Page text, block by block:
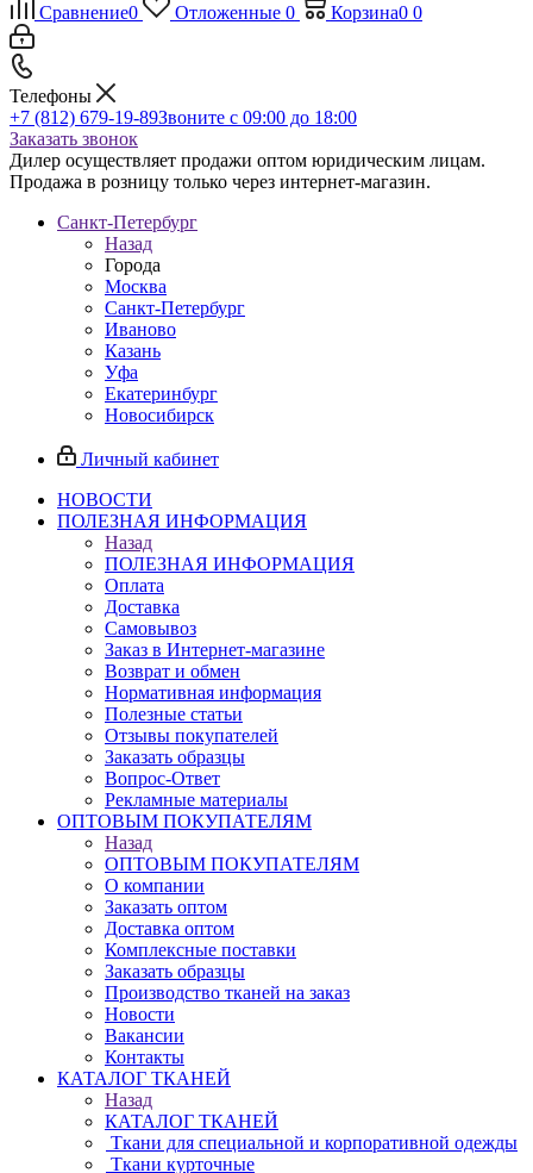
Сравнение0 Отложенные 0 Корзина0 0
Телефоны
+7 (812) 679-19-89Звоните с 09:00 до 18:00
Заказать звонок
Дилер осуществляет продажи оптом юридическим лицам.
Продажа в розницу только через интернет-магазин.
Санкт-Петербург
Назад
Города
Москва
Санкт-Петербург
Иваново
Казань
Уфа
Екатеринбург
Новосибирск
Личный кабинет
НОВОСТИ
ПОЛЕЗНАЯ ИНФОРМАЦИЯ
Назад
ПОЛЕЗНАЯ ИНФОРМАЦИЯ
Оплата
Доставка
Самовывоз
Заказ в Интернет-магазине
Возврат и обмен
Нормативная информация
Полезные статьи
Отзывы покупателей
Заказать образцы
Вопрос-Ответ
Рекламные материалы
ОПТОВЫМ ПОКУПАТЕЛЯМ
Назад
ОПТОВЫМ ПОКУПАТЕЛЯМ
О компании
Заказать оптом
Доставка оптом
Комплексные поставки
Заказать образцы
Производство тканей на заказ
Новости
Вакансии
Контакты
КАТАЛОГ ТКАНЕЙ
Назад
КАТАЛОГ ТКАНЕЙ
Ткани для специальной и корпоративной одежды
Ткани курточные